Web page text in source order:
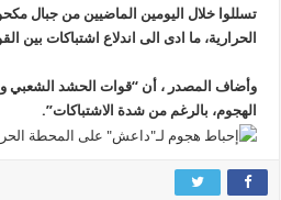
تسللوا خلال اليومين الماضيين من جبال
الحرارية، ما ادى الى اندلاع اشتباكات
وأضاف المصدر ، أن “قوات الحشد الشعبي
الهجوم، بالرغم من شدة الاشتباكات”.